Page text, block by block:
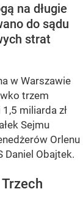
na długie
do sądu
strat
w Warszawie
trzem
miliarda zł
Sejmu
Orlenu
Daniel Obajtek.